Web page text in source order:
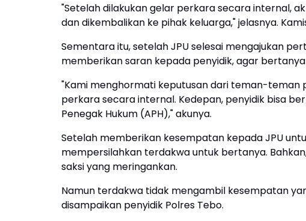
"Setelah dilakukan gelar perkara secara internal,
dan dikembalikan ke pihak keluarga," jelasnya.
Sementara itu, setelah JPU selesai mengajukan
memberikan saran kepada penyidik, agar
"Kami menghormati keputusan dari teman-teman
perkara secara internal. Kedepan, penyidik bisa
Penegak Hukum (APH)," akunya.
Setelah memberikan kesempatan kepada JPU
mempersilahkan terdakwa untuk bertanya.
saksi yang meringankan.
Namun terdakwa tidak mengambil kesempatan
disampaikan penyidik Polres Tebo.